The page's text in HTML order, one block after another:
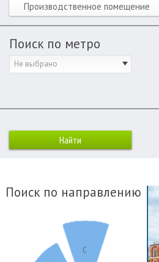
Производственное помещение
Поиск по метро
Не выбрано
Поиск по направлению
С